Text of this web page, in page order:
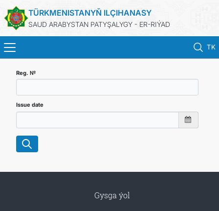
TÜRKMENISTANYŇ ILÇIHANASY
SAUD ARABYSTAN PATYŞALYGY - ER-RIÝAD
TK
HABARLAR
Reg. №
Issue date
Gysga ýol